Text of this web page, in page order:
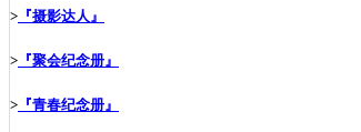
> 『摄影达人』
> 『聚会纪念册』
> 『青春纪念册』